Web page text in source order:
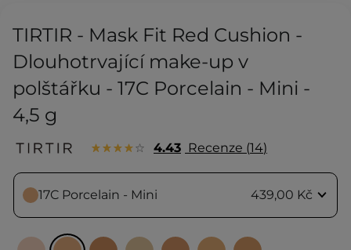
TIRTIR - Mask Fit Red Cushion -
Dlouhotrvající make-up v
polštářku - 17C Porcelain - Mini -
4,5 g
4.43 Recenze 14
17C Porcelain - Mini 439,00 Kč